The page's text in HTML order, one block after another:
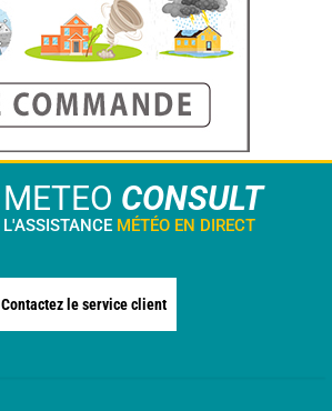
METEO CONSULT
L'ASSISTANCE MÉTÉO EN DIRECT
Contactez le service client